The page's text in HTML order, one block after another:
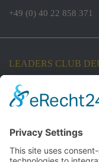
+49 (0) 40 22 858 371
LEADERS CLUB
Koordinationsbüro:
Oberer Pustenberg 24
Firmensitz:
Am Sandtorkai 29